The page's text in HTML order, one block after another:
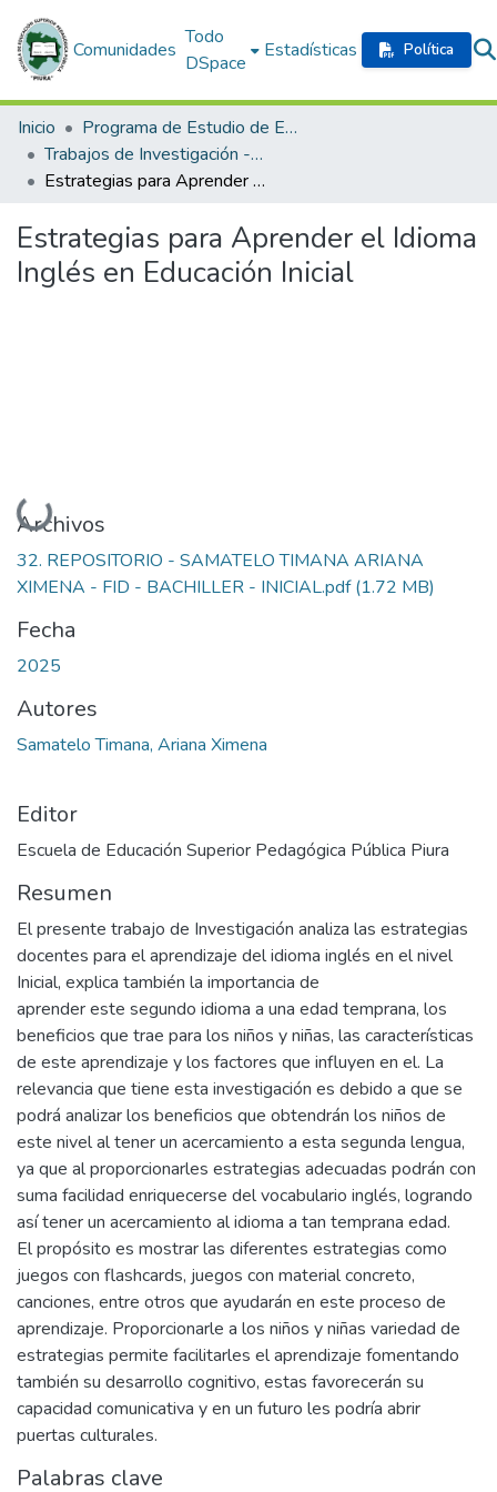
Comunidades
Todo
DSpace
Estadísticas Política
Inicio
Programa de Estudio de Educación Inicial
Trabajos de Investigación - Formación Inicial Docente
Estrategias para Aprender el Idioma Inglés en Educación Inicial
Estrategias para Aprender el Idioma
Inglés en Educación Inicial
Cargando...
Archivos
32. REPOSITORIO - SAMATELO TIMANA ARIANA
XIMENA - FID - BACHILLER - INICIAL.pdf(1.72 MB)
Fecha
2025
Autores
Samatelo Timana, Ariana Ximena
Editor
Escuela de Educación Superior Pedagógica Pública Piura
Resumen
El presente trabajo de Investigación analiza las estrategias
docentes para el aprendizaje del idioma inglés en el nivel
Inicial, explica también la importancia de
aprender este segundo idioma a una edad temprana, los
beneficios que trae para los niños y niñas, las características
de este aprendizaje y los factores que influyen en el. La
relevancia que tiene esta investigación es debido a que se
podrá analizar los beneficios que obtendrán los niños de
este nivel al tener un acercamiento a esta segunda lengua,
ya que al proporcionarles estrategias adecuadas podrán con
suma facilidad enriquecerse del vocabulario inglés, logrando
así tener un acercamiento al idioma a tan temprana edad.
El propósito es mostrar las diferentes estrategias como
juegos con flashcards, juegos con material concreto,
canciones, entre otros que ayudarán en este proceso de
aprendizaje. Proporcionarle a los niños y niñas variedad de
estrategias permite facilitarles el aprendizaje fomentando
también su desarrollo cognitivo, estas favorecerán su
capacidad comunicativa y en un futuro les podría abrir
puertas culturales.
Palabras clave